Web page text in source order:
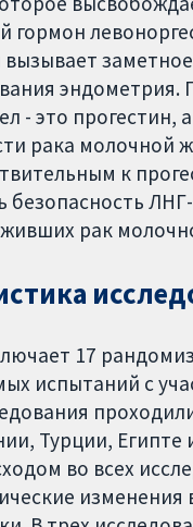
гормон
эндометрия.
- это прогестин,
рака молочной
к
безопасность
рак
17
испытаний с
Турции, Египте
во всех
изменения